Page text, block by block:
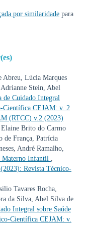
por similaridadepara
Abreu, Lúcia Marques
Stein, Abel
de Cuidado Integral
Científica CEJAM: v. 2
(RTCC) v.2 (2023)
Elaine Brito do Carmo
de França, Patrícia
André Ramalho,
Materno Infantil ,
Revista Técnico-
Tavares Rocha,
da Silva, Abel Silva de
Integral sobre Saúde
Científica CEJAM: v.